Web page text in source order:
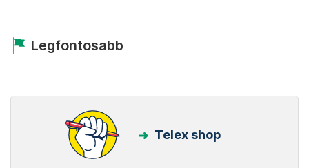
Legfontosabb
Telex shop